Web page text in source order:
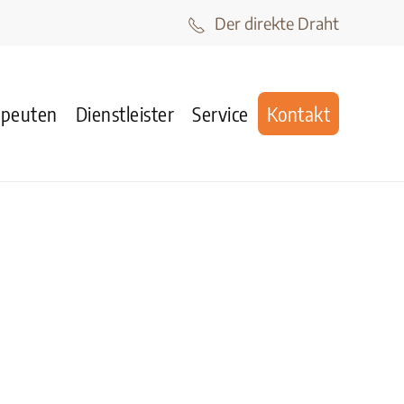
Der direkte Draht
Dienstleister Service Kontakt